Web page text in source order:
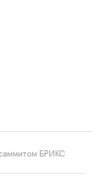
БРИКС